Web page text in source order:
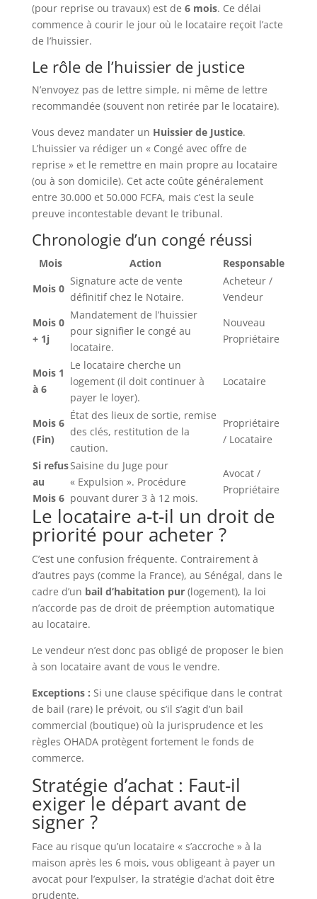
(pour reprise ou travaux) est de 6 mois. Ce délai
commence à courir le jour où le locataire reçoit l’acte
de l’huissier.
Le rôle de l’huissier de justice
N’envoyez pas de lettre simple, ni même de lettre
recommandée (souvent non retirée par le locataire).
Vous devez mandater un Huissier de Justice.
L’huissier va rédiger un « Congé avec offre de
reprise » et le remettre en main propre au locataire
(ou à son domicile). Cet acte coûte généralement
entre 30.000 et 50.000 FCFA, mais c’est la seule
preuve incontestable devant le tribunal.
Chronologie d’un congé réussi
Mois Action
Responsable
Mois 0
Signature acte de vente
définitif chez le Notaire.
Acheteur /
Vendeur
Mois 0
+ 1j
Mandatement de l’huissier
pour signifier le congé au
locataire.
Nouveau
Propriétaire
Mois 1
à 6
Le locataire cherche un
logement (il doit continuer à
payer le loyer).
Locataire
Mois 6
(Fin)
État des lieux de sortie, remise
des clés, restitution de la
caution.
Propriétaire
/ Locataire
Si refus
au
Mois 6
Saisine du Juge pour
« Expulsion ». Procédure
pouvant durer 3 à 12 mois.
Avocat /
Propriétaire
Le locataire a-t-il un droit de
priorité pour acheter ?
C’est une confusion fréquente. Contrairement à
d’autres pays (comme la France), au Sénégal, dans le
cadre d’un bail d’habitation pur(logement), la loi
n’accorde pas de droit de préemption automatique
au locataire.
Le vendeur n’est donc pas obligé de proposer le bien
à son locataire avant de vous le vendre.
Exceptions : Si une clause spécifique dans le contrat
de bail (rare) le prévoit, ou s’il s’agit d’un bail
commercial (boutique) où la jurisprudence et les
règles OHADA protègent fortement le fonds de
commerce.
Stratégie d’achat : Faut-il
exiger le départ avant de
signer ?
Face au risque qu’un locataire « s’accroche » à la
maison après les 6 mois, vous obligeant à payer un
avocat pour l’expulser, la stratégie d’achat doit être
prudente.